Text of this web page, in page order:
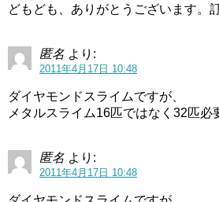
どもども、ありがとうございます。
匿名 より:
2011年4月17日 10:48
ダイヤモンドスライムですが、
メタルスライム16匹ではなく32匹必
匿名 より:
2011年4月17日 10:48